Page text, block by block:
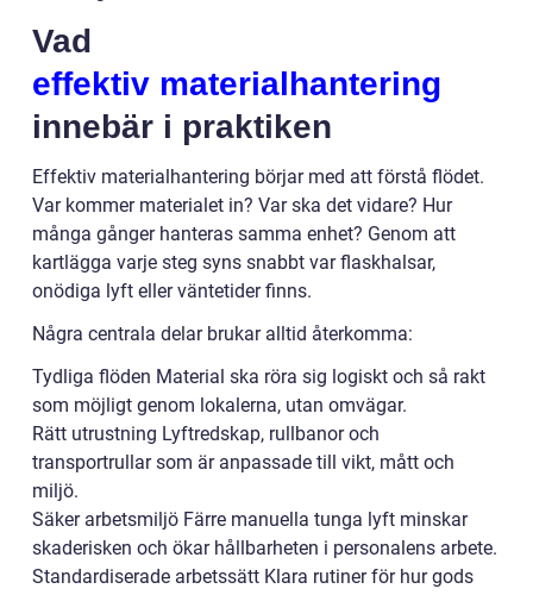
Vad
effektiv materialhantering
innebär i praktiken
Effektiv materialhantering börjar med att förstå flödet.
Var kommer materialet in? Var ska det vidare? Hur
många gånger hanteras samma enhet? Genom att
kartlägga varje steg syns snabbt var flaskhalsar,
onödiga lyft eller väntetider finns.
Några centrala delar brukar alltid återkomma:
Tydliga flöden Material ska röra sig logiskt och så rakt
som möjligt genom lokalerna, utan omvägar.
Rätt utrustning Lyftredskap, rullbanor och
transportrullar som är anpassade till vikt, mått och
miljö.
Säker arbetsmiljö Färre manuella tunga lyft minskar
skaderisken och ökar hållbarheten i personalens arbete.
Standardiserade arbetssätt Klara rutiner för hur gods